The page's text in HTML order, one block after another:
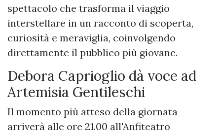
spettacolo che trasforma il viaggio
interstellare in un racconto di scoperta,
curiosità e meraviglia, coinvolgendo
direttamente il pubblico più giovane.
Debora Caprioglio dà voce ad
Artemisia Gentileschi
Il momento più atteso della giornata
arriverà alle ore 21.00 all'Anfiteatro